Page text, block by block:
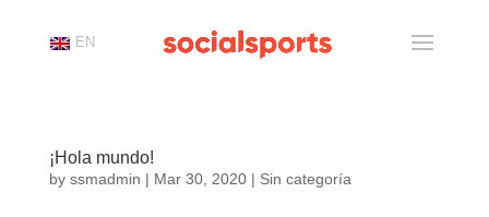
¡Hola mundo!
by ssmadmin | Mar 30, 2020| Sin categoría
EN